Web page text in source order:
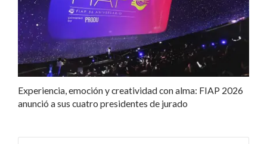
Experiencia, emoción y creatividad con alma: FIAP 2026
anunció a sus cuatro presidentes de jurado